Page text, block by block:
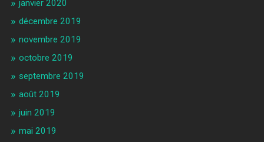
janvier 2020
décembre 2019
novembre 2019
octobre 2019
septembre 2019
août 2019
juin 2019
mai 2019